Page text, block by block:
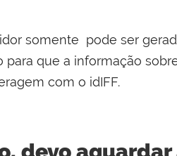
somente pode ser
para que a informação
com o idIFF.